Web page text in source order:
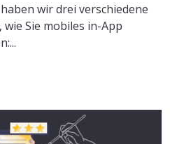
wir drei verschiedene
Sie mobiles in-App